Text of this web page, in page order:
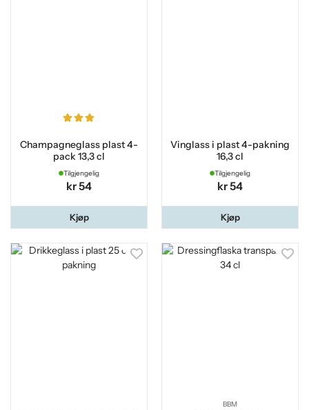
Champagneglass plast 4-
pack 13,3 cl
Tilgjengelig
kr 54
Kjøp
Vinglass i plast 4-pakning
16,3 cl
Tilgjengelig
kr 54
Kjøp
BBM